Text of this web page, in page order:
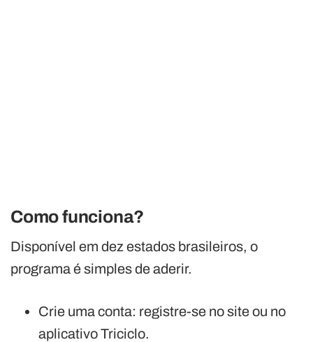
Como funciona?
Disponível em dez estados brasileiros, o
programa é simples de aderir.
Crie uma conta: registre-se no site ou no
aplicativo Triciclo.